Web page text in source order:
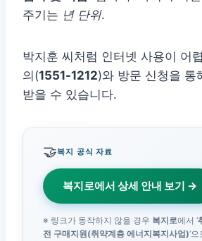
주기는 년 단위.
박지훈 씨처럼 인터넷 사용이 어
의(1551-1212)와 방문 신청을 통
받을 수 있습니다.
🤝복지 공식 자료
복지로에서 상세 안내 보기 →
※ 링크가 동작하지 않을 경우 복지로에서 ‘
전 구매지원(취약계층 에너지복지사업)‘